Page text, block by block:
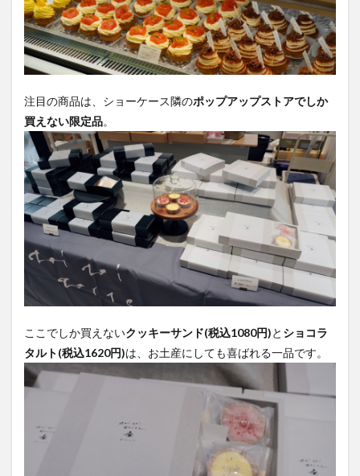
注目の商品は、ショーケース隣のポップアップストアでしか
買えない限定品。
ここでしか買えないクッキーサンド(税込1080円)と ショコラ
タルト(税込1620円)は、お土産にしても喜ばれる一品です。